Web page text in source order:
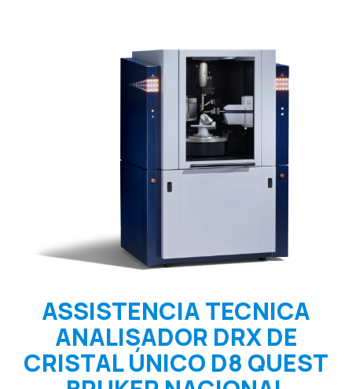
ASSISTENCIA TECNICA
ANALISADOR DRX DE
CRISTAL ÚNICO D8 QUEST